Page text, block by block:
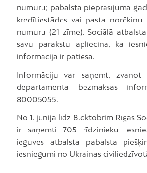
numuru; pabalsta pieprasījuma
kredītiestādes vai pasta norēķinu
numuru (21 zīme). Sociālā
savu parakstu apliecina, ka
informācija ir patiesa.
Informāciju var saņemt, zvanot
departamenta bezmaksas
80005055.
No 1. jūnija līdz 8.oktobrim Rīgas
ir saņemti 705 rīdzinieku
ieguves atbalsta pabalsta
iesniegumi no Ukrainas